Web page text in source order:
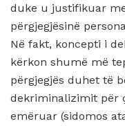
duke u justifikuar
përgjegjësinë
Në fakt, koncepti i
kërkon shumë më
përgjegjës duhet të
dekriminalizimit për
emëruar (sidomos